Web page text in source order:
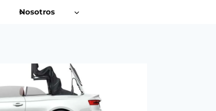
Nosotros